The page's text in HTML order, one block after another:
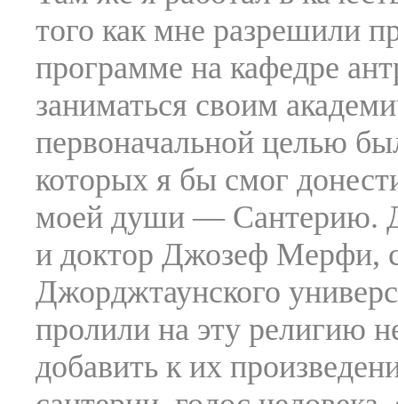
того как мне разрешили
программе на кафедре
заниматься своим
первоначальной целью
которых я бы смог
моей души — Сантерию.
и доктор Джозеф Мерфи,
Джорджтаунского
пролили на эту религию
добавить к их